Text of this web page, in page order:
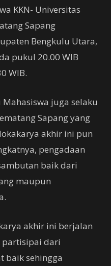
KKN- Universitas
Sapang
Bengkulu Utara,
pukul 20.00 WIB
WIB.
juga selaku
Sapang yang
akhir ini pun
pengadaan
baik dari
maupun
akhir ini berjalan
partisipai dari
baik sehingga